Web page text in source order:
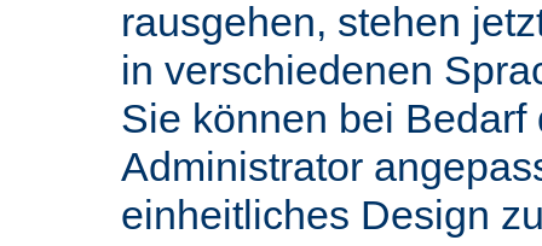
rausgehen, stehen
in verschiedenen
Sie können bei Bedarf
Administrator
einheitliches Design